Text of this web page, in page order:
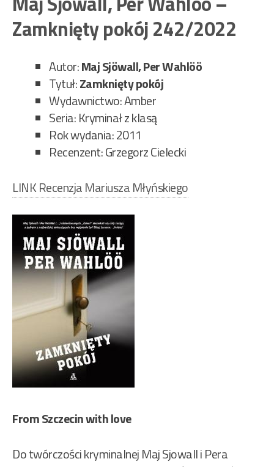
Zamknięty pokój 242/2022
Autor:Maj Sjöwall, Per Wahlöö
Tytuł:Zamknięty pokój
Wydawnictwo: Amber
Seria: Kryminał z klasą
Rok wydania: 2011
Recenzent: Grzegorz Cielecki
LINK Recenzja Mariusza Młyńskiego
From Szczecin with love
Do twórczości kryminalnej Maj Sjowall i Pera